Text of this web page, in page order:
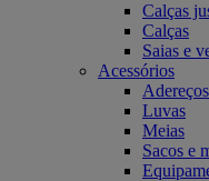
Calças
Calças
Saias e
Acessórios
Luvas
Meias
Sacos e